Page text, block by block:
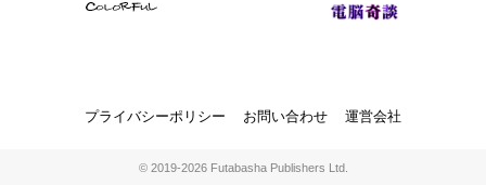
プライバシーポリシー お問い合わせ 運営会社
© 2019-2026 Futabasha Publishers Ltd.